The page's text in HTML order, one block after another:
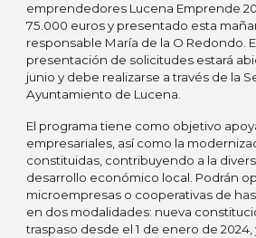
emprendedores Lucena Emprende
75.000 euros y presentado esta
responsable María de la O Redondo.
presentación de solicitudes estará
junio y debe realizarse a través de la
Ayuntamiento de Lucena.
El programa tiene como objetivo
empresariales, así como la
constituidas, contribuyendo a la
desarrollo económico local. Podrán
microempresas o cooperativas de
en dos modalidades: nueva
traspaso desde el 1 de enero de